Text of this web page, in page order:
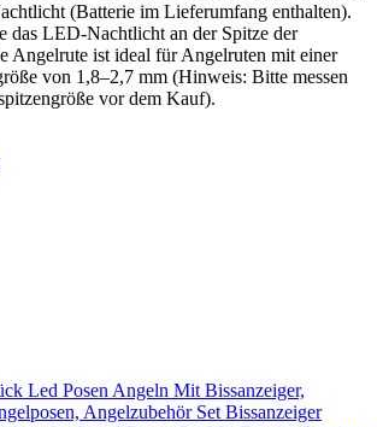
(Batterie im Lieferumfang enthalten).
das LED-Nachtlicht an der Spitze der
Angelrute ist ideal für Angelruten mit einer
von 1,8–2,7 mm (Hinweis: Bitte messen
vor dem Kauf).
Led Posen Angeln Mit Bissanzeiger,
Angelzubehör Set Bissanzeiger